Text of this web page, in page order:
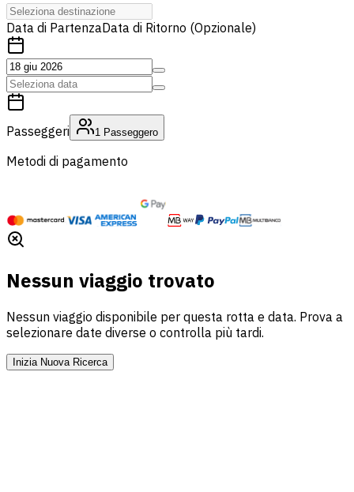
Data di PartenzaData di Ritorno (Opzionale)
Passeggeri 1 Passeggero
Metodi di pagamento
Nessun viaggio trovato
Nessun viaggio disponibile per questa rotta e data. Prova a
selezionare date diverse o controlla più tardi.
Inizia Nuova Ricerca